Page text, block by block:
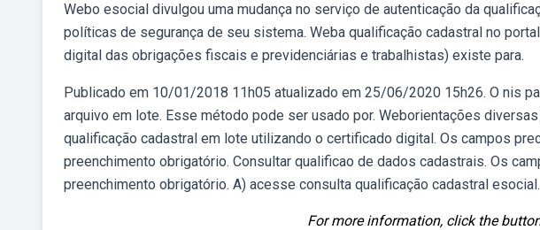
Webo esocial divulgou uma mudança no serviço de autenticação da
políticas de segurança de seu sistema. Weba qualificação cadastral no
digital das obrigações fiscais e previdenciárias e trabalhistas) existe para.
Publicado em 10/01/2018 11h05 atualizado em 25/06/2020 15h26. O nis
arquivo em lote. Esse método pode ser usado por. Weborientações
qualificação cadastral em lote utilizando o certificado digital. Os campos
preenchimento obrigatório. Consultar qualificao de dados cadastrais. Os
preenchimento obrigatório. A) acesse consulta qualificação cadastral
For more information, click the